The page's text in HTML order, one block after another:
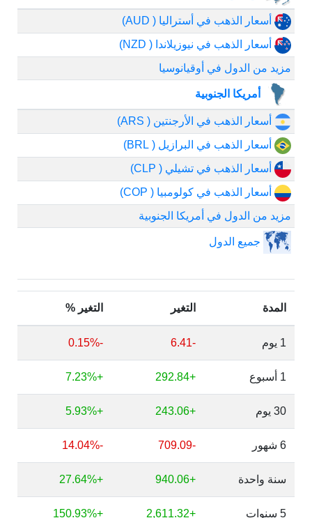
أسعار الذهب في أستراليا ( AUD)
أسعار الذهب في نيوزيلاندا ( NZD)
مزيد من الدول في أوقيانوسيا
أمريكا الجنوبية
أسعار الذهب في الأرجنتين ( ARS)
أسعار الذهب في البرازيل ( BRL)
أسعار الذهب في تشيلي ( CLP)
أسعار الذهب في كولومبيا ( COP)
مزيد من الدول في أمريكا الجنوبية
جميع الدول
المدة التغير التغير %
1 يوم -6.41
-0.15%
1 أسبوع +292.84
+7.23%
30 يوم +243.06
+5.93%
6 شهور -709.09
-14.04%
سنة واحدة +940.06
+27.64%
5 سنوات +2,611.32
+150.93%